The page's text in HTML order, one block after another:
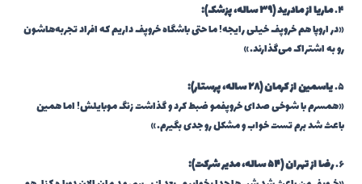
۴. ماریا از مادرید (۳۹ ساله، پزشک):
«در اروپا هم خروپف خیلی رایجه! ما حتی باشگاه خروپف داریم که افراد تجربه‌هاشون
رو به اشتراک می‌گذارند.»
۵. یاسمین از کرمان (۲۸ ساله، پرستار):
«همسرم با شوخی صدای خروپفمو ضبط کرد و گذاشت زنگ موبایلش! اما همین
باعث شد برم تست خواب و مشکل رو جدی بگیرم.»
۶. رضا از تهران (۵۴ ساله، مدیر شرکت):